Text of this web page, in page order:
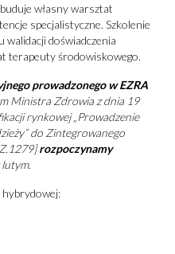
własny warsztat
specjalistyczne. Szkolenie
doświadczenia
terapeuty środowiskowego.
prowadzonego w EZRA
Ministra Zdrowia z dnia 19
rynkowej „Prowadzenie
do Zintegrowanego
rozpoczynamy
lutym.
hybrydowej: